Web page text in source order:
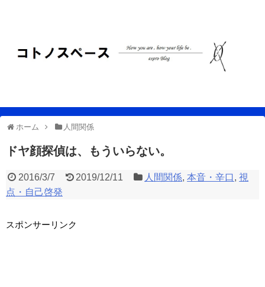
ホーム 人間関係
ドヤ顔探偵は、もういらない。
2016/3/7 2019/12/11 人間関係,本音・辛口 ,視
点・自己啓発
スポンサーリンク